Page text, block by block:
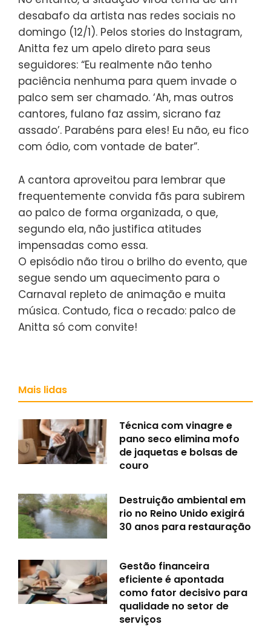
desabafo da artista nas redes sociais no
domingo (12/1). Pelos stories do Instagram,
Anitta fez um apelo direto para seus
seguidores: “Eu realmente não tenho
paciência nenhuma para quem invade o
palco sem ser chamado. ‘Ah, mas outros
cantores, fulano faz assim, sicrano faz
assado’. Parabéns para eles! Eu não, eu fico
com ódio, com vontade de bater”.
A cantora aproveitou para lembrar que
frequentemente convida fãs para subirem
ao palco de forma organizada, o que,
segundo ela, não justifica atitudes
impensadas como essa.
O episódio não tirou o brilho do evento, que
segue sendo um aquecimento para o
Carnaval repleto de animação e muita
música. Contudo, fica o recado: palco de
Anitta só com convite!
Mais lidas
Técnica com vinagre e
pano seco elimina mofo
de jaquetas e bolsas de
couro
Destruição ambiental em
rio no Reino Unido exigirá
30 anos para restauração
Gestão financeira
eficiente é apontada
como fator decisivo para
qualidade no setor de
serviços